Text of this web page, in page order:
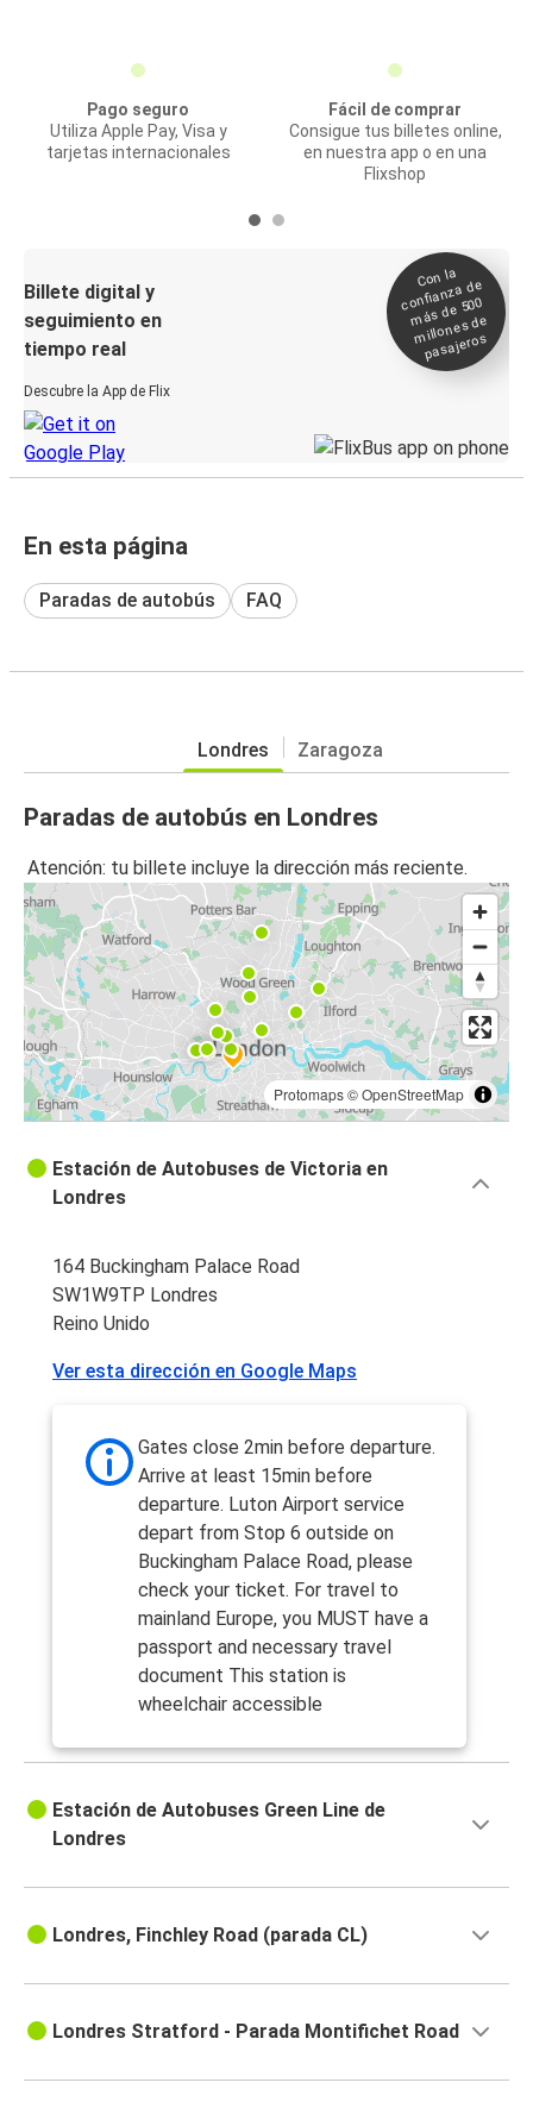
Pago seguro
Utiliza Apple Pay, Visa y
tarjetas internacionales
Fácil de comprar
Consigue tus billetes online,
en nuestra app o en una
Flixshop
Billete digital y
seguimiento en
tiempo real
Descubre la App de Flix
Con la
confianza de
más de 500
millones de
pasajeros
En esta página
Paradas de autobús FAQ
Londres Zaragoza
Paradas de autobús en Londres
Atención: tu billete incluye la dirección más reciente.
Protomaps©OpenStreetMap
Estación de Autobuses de Victoria en
Londres
164 Buckingham Palace Road
SW1W9TP Londres
Reino Unido
Ver esta dirección en Google Maps
Gates close 2min before departure.
Arrive at least 15min before
departure. Luton Airport service
depart from Stop 6 outside on
Buckingham Palace Road, please
check your ticket. For travel to
mainland Europe, you MUST have a
passport and necessary travel
document This station is
wheelchair accessible
Estación de Autobuses Green Line de
Londres
Londres, Finchley Road (parada CL)
Londres Stratford - Parada Montifichet Road